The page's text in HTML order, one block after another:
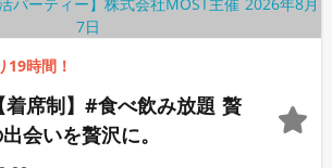
19時間！
席制】#食べ飲み放題 贅
会いを贅沢に。